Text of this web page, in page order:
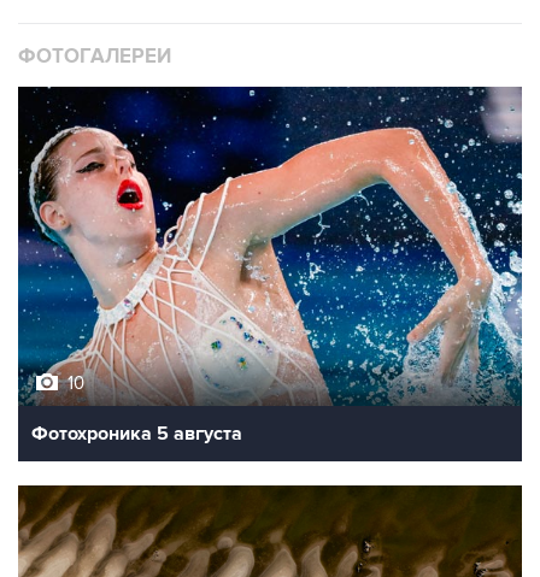
ФОТОГАЛЕРЕИ
10
Фотохроника 5 августа